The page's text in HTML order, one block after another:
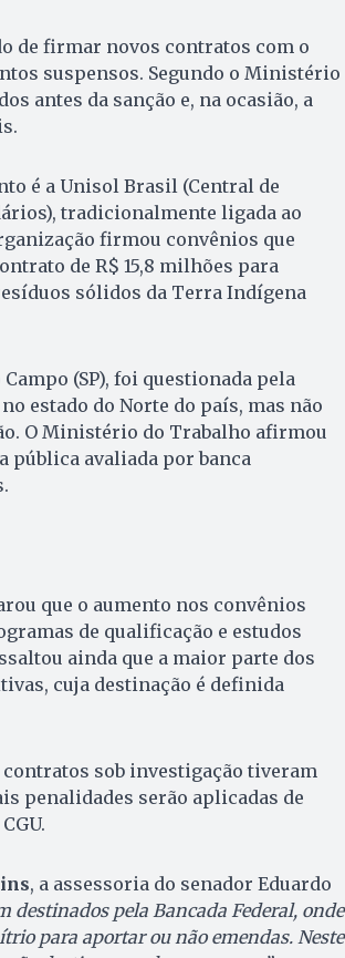
de firmar novos contratos com o
suspensos. Segundo o Ministério
antes da sanção e, na ocasião, a
é a Unisol Brasil (Central de
tradicionalmente ligada ao
firmou convênios que
de R$ 15,8 milhões para
sólidos da Terra Indígena
(SP), foi questionada pela
estado do Norte do país, mas não
O Ministério do Trabalho afirmou
pública avaliada por banca
que o aumento nos convênios
de qualificação e estudos
ainda que a maior parte dos
cuja destinação é definida
sob investigação tiveram
penalidades serão aplicadas de
, a assessoria do senador Eduardo
destinados pela Bancada Federal, onde
para aportar ou não emendas. Neste